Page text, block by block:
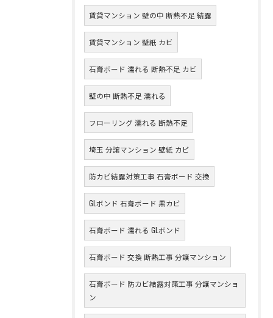
賃貸マンション 壁の中 断熱不足 結露
賃貸マンション 壁紙 カビ
石膏ボード 濡れる 断熱不足 カビ
壁の中 断熱不足 濡れる
フローリング 濡れる 断熱不足
埼玉 分譲マンション 壁紙 カビ
防カビ結露対策工事 石膏ボード 交換
GLボンド 石膏ボード 黒カビ
石膏ボード 濡れる GLボンド
石膏ボード 交換 断熱工事 分譲マンション
石膏ボード 防カビ結露対策工事 分譲マンショ
ン